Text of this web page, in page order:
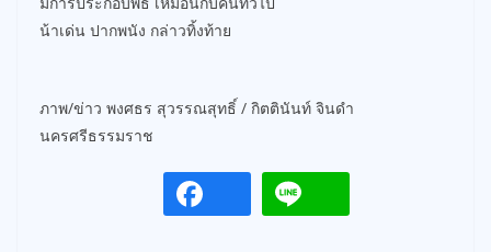
น้าเด่น ปากพนัง กล่าวทิ้งท้าย
ภาพ/ข่าว พงศธร สุวรรณสุทธิ์ / กิตตินันท์ จินดำ
นครศรีธรรมราช